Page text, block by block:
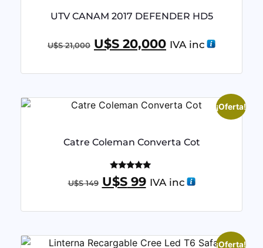
UTV CANAM 2017 DEFENDER HD5
U$S21,000 U$S 20,000 IVA inc
¡Oferta!
Catre Coleman Converta Cot
Valorado
con
U$S149 U$S99 IVA inc
¡Oferta!